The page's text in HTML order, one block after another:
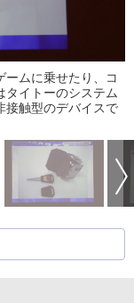
ームに乗せたり、コ
タイトーのシステム
接触型のデバイスで